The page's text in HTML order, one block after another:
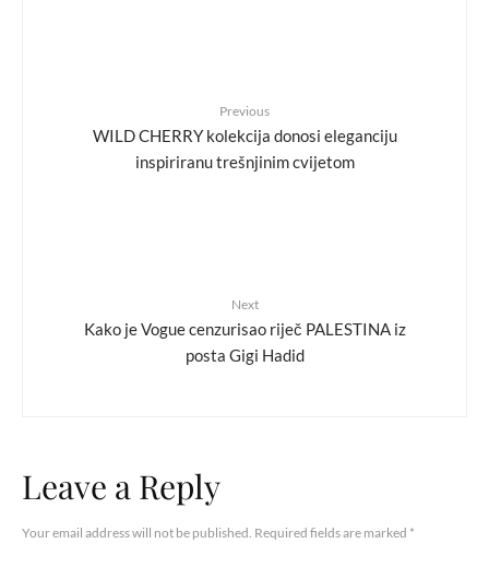
Previous
WILD CHERRY kolekcija donosi eleganciju
inspiriranu trešnjinim cvijetom
Next
Kako je Vogue cenzurisao riječ PALESTINA iz
posta Gigi Hadid
Leave a Reply
Your email address will not be published. Required fields are marked *